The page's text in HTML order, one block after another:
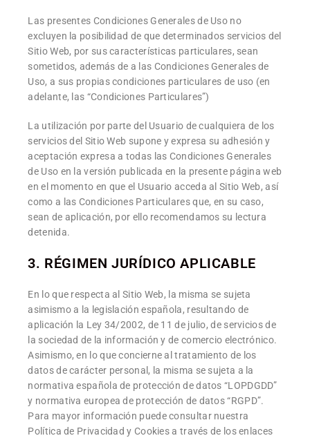
Las presentes Condiciones Generales de Uso no
excluyen la posibilidad de que determinados servicios del
Sitio Web, por sus características particulares, sean
sometidos, además de a las Condiciones Generales de
Uso, a sus propias condiciones particulares de uso (en
adelante, las “Condiciones Particulares”)
La utilización por parte del Usuario de cualquiera de los
servicios del Sitio Web supone y expresa su adhesión y
aceptación expresa a todas las Condiciones Generales
de Uso en la versión publicada en la presente página web
en el momento en que el Usuario acceda al Sitio Web, así
como a las Condiciones Particulares que, en su caso,
sean de aplicación, por ello recomendamos su lectura
detenida.
3. RÉGIMEN JURÍDICO APLICABLE
En lo que respecta al Sitio Web, la misma se sujeta
asimismo a la legislación española, resultando de
aplicación la Ley 34/2002, de 11 de julio, de servicios de
la sociedad de la información y de comercio electrónico.
Asimismo, en lo que concierne al tratamiento de los
datos de carácter personal, la misma se sujeta a la
normativa española de protección de datos “LOPDGDD”
y normativa europea de protección de datos “RGPD”.
Para mayor información puede consultar nuestra
Política de Privacidad y Cookies a través de los enlaces